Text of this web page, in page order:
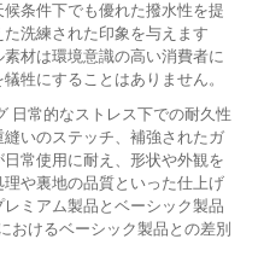
条件下でも優れた撥水性を提
洗練された印象を与えます
材は環境意識の高い消費者に
牲にすることはありません。
日常的なストレス下での耐久性
いのステッチ、補強されたガ
常使用に耐え、形状や外観を
や裏地の品質といった仕上げ
ミアム製品とベーシック製品
おけるベーシック製品との差別